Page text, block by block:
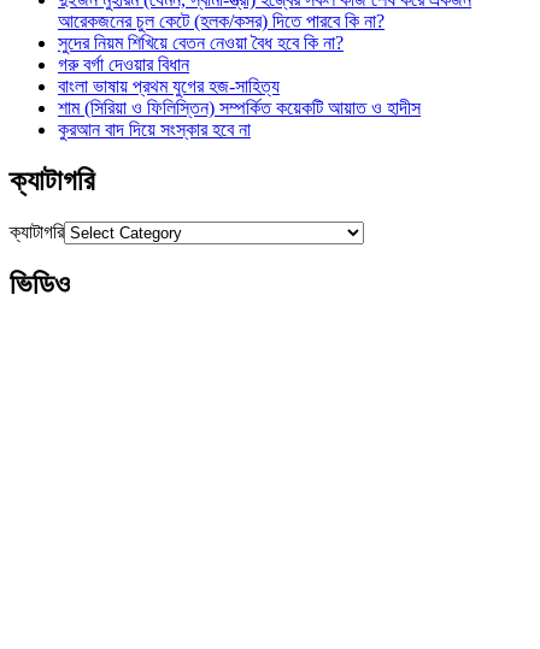
আরেকজনের চুল কেটে (হলক/কসর) দিতে পারবে কি না?
সুদের নিয়ম শিখিয়ে বেতন নেওয়া বৈধ হবে কি না?
গরু বর্গা দেওয়ার বিধান
বাংলা ভাষায় প্রথম যুগের হজ-সাহিত্য
শাম (সিরিয়া ও ফিলিস্তিন) সম্পর্কিত কয়েকটি আয়াত ও হাদীস
কুরআন বাদ দিয়ে সংস্কার হবে না
ক্যাটাগরি
ক্যাটাগরি
ভিডিও